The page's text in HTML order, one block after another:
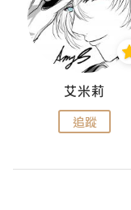
艾米莉
追蹤